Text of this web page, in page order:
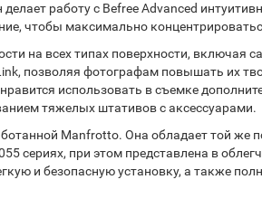
работу с Befree Advanced
чтобы максимально
на всех типах поверхности, включая
позволяя фотографам повышать их
использовать в съемке
тяжелых штативов с аксессуарами.
Manfrotto. Она обладает той же
сериях, при этом представлена в
и безопасную установку, а также